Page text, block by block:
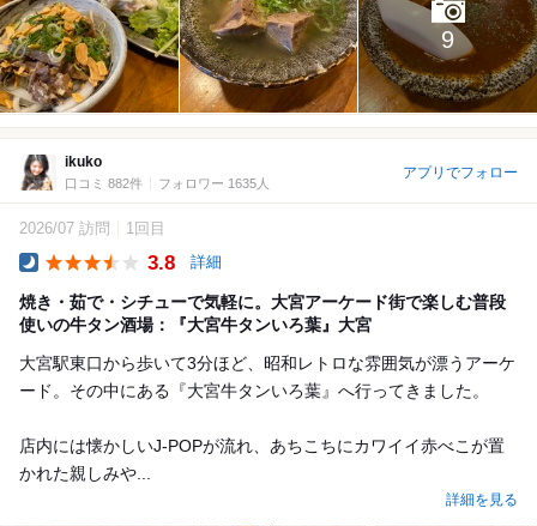
9
ikuko
口コミ 882件 フォロワー 1635人
アプリでフォロー
2026/07 訪問 1回目
3.8 詳細
焼き・茹で・シチューで気軽に。大宮アーケード街で楽しむ普段
使いの牛タン酒場：『大宮牛タンいろ葉』大宮
大宮駅東口から歩いて3分ほど、昭和レトロな雰囲気が漂うアーケ
ード。その中にある『大宮牛タンいろ葉』へ行ってきました。
店内には懐かしいJ-POPが流れ、あちこちにカワイイ赤べこが置
かれた親しみや...
詳細を見る